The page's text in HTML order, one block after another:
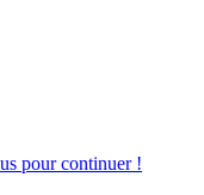
pour continuer !